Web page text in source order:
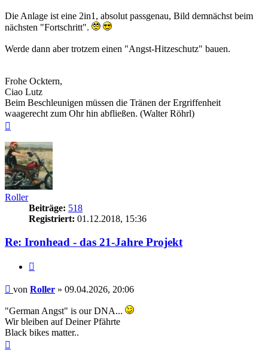
Die Anlage ist eine 2in1, absolut passgenau, Bild demnächst beim
nächsten "Fortschritt".
Werde dann aber trotzem einen "Angst-Hitzeschutz" bauen.
Frohe Ocktern,
Ciao Lutz
Beim Beschleunigen müssen die Tränen der Ergriffenheit
waagerecht zum Ohr hin abfließen. (Walter Röhrl)
Roller
Beiträge: 518
Registriert: 01.12.2018, 15:36
Re: Ironhead - das 21-Jahre Projekt
Beitrag
von Roller » 09.04.2026, 20:06
"German Angst" is our DNA...
Wir bleiben auf Deiner Pfährte
Black bikes matter..